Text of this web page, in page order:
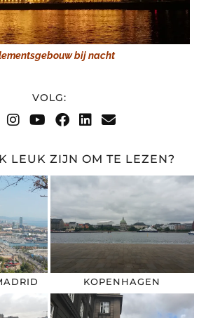
bij nacht
VOLG:
LEUK ZIJN OM TE LEZEN?
KOPENHAGEN